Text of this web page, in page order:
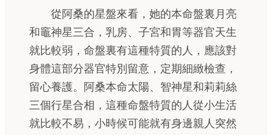
從阿桑的星盤來看，她的本命盤裏月亮
和竈神星三合，乳房、子宮和胃等器官天生
就比較弱，命盤裏有這種特質的人，應該對
身體這部分器官特別留意，定期細緻檢查，
留心養護。阿桑本命太陽、智神星和莉莉絲
三個行星合相，這種命盤特質的人從小生活
就比較不易，小時候可能就有身邊親人突然